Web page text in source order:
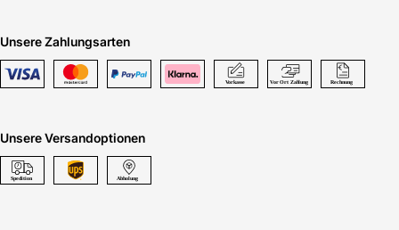
Unsere Zahlungsarten
Unsere Versandoptionen